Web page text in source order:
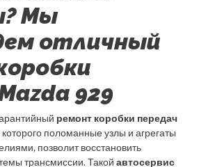
Мы
отличный
929
ремонт коробки передач
которого поломанные узлы и агрегаты
позволит восстановить
трансмиссии. Такой автосервис